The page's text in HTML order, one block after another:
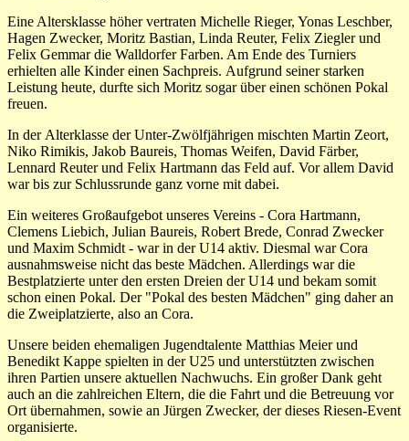
Eine Altersklasse höher vertraten Michelle Rieger, Yonas Leschber,
Hagen Zwecker, Moritz Bastian, Linda Reuter, Felix Ziegler und
Felix Gemmar die Walldorfer Farben. Am Ende des Turniers
erhielten alle Kinder einen Sachpreis. Aufgrund seiner starken
Leistung heute, durfte sich Moritz sogar über einen schönen Pokal
freuen.
In der Alterklasse der Unter-Zwölfjährigen mischten Martin Zeort,
Niko Rimikis, Jakob Baureis, Thomas Weifen, David Färber,
Lennard Reuter und Felix Hartmann das Feld auf. Vor allem David
war bis zur Schlussrunde ganz vorne mit dabei.
Ein weiteres Großaufgebot unseres Vereins - Cora Hartmann,
Clemens Liebich, Julian Baureis, Robert Brede, Conrad Zwecker
und Maxim Schmidt - war in der U14 aktiv. Diesmal war Cora
ausnahmsweise nicht das beste Mädchen. Allerdings war die
Bestplatzierte unter den ersten Dreien der U14 und bekam somit
schon einen Pokal. Der "Pokal des besten Mädchen" ging daher an
die Zweiplatzierte, also an Cora.
Unsere beiden ehemaligen Jugendtalente Matthias Meier und
Benedikt Kappe spielten in der U25 und unterstützten zwischen
ihren Partien unsere aktuellen Nachwuchs. Ein großer Dank geht
auch an die zahlreichen Eltern, die die Fahrt und die Betreuung vor
Ort übernahmen, sowie an Jürgen Zwecker, der dieses Riesen-Event
organisierte.